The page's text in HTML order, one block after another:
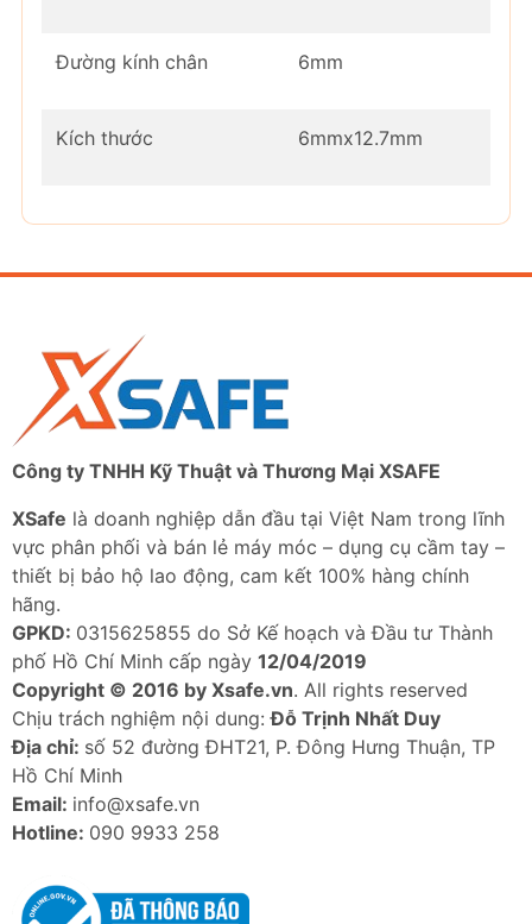
Đường kính chân 6mm
Kích thước 6mmx12.7mm
Công ty TNHH Kỹ Thuật và Thương Mại XSAFE
XSafe là doanh nghiệp dẫn đầu tại Việt Nam trong lĩnh
vực phân phối và bán lẻ máy móc – dụng cụ cầm tay –
thiết bị bảo hộ lao động, cam kết 100% hàng chính
hãng.
GPKD: 0315625855 do Sở Kế hoạch và Đầu tư Thành
phố Hồ Chí Minh cấp ngày 12/04/2019
Copyright © 2016 by Xsafe.vn. All rights reserved
Chịu trách nghiệm nội dung:Đỗ Trịnh Nhất Duy
Địa chỉ: số 52 đường ĐHT21, P. Đông Hưng Thuận, TP
Hồ Chí Minh
Email: info@xsafe.vn
Hotline: 090 9933 258